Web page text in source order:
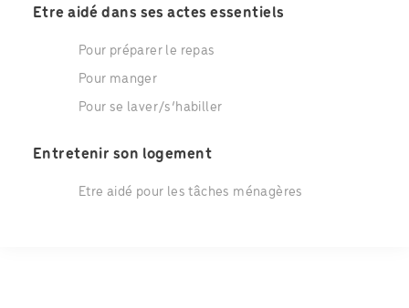
Etre aidé dans ses actes essentiels
Pour préparer le repas
Pour manger
Pour se laver/s’habiller
Entretenir son logement
Etre aidé pour les tâches ménagères